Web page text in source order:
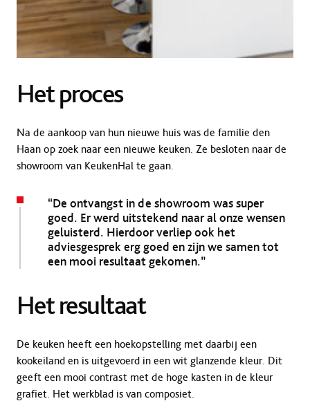
Het proces
Na de aankoop van hun nieuwe huis was de familie den
Haan op zoek naar een nieuwe keuken. Ze besloten naar de
showroom van KeukenHal te gaan.
“De ontvangst in de showroom was super
goed. Er werd uitstekend naar al onze wensen
geluisterd. Hierdoor verliep ook het
adviesgesprek erg goed en zijn we samen tot
een mooi resultaat gekomen.”
Het resultaat
De keuken heeft een hoekopstelling met daarbij een
kookeiland en is uitgevoerd in een wit glanzende kleur. Dit
geeft een mooi contrast met de hoge kasten in de kleur
grafiet. Het werkblad is van composiet.